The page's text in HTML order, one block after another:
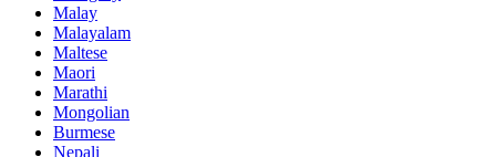
Malay
Malayalam
Maltese
Maori
Marathi
Mongolian
Burmese
Nepali